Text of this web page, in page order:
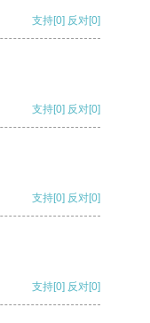
支持[0] 反对[0]
支持[0] 反对[0]
支持[0] 反对[0]
支持[0] 反对[0]